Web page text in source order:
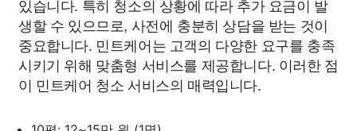
있습니다. 특히 청소의 상황에 따라 추가 요금이 발
생할 수 있으므로, 사전에 충분히 상담을 받는 것이
중요합니다. 민트케어는 고객의 다양한 요구를 충족
시키기 위해 맞춤형 서비스를 제공합니다. 이러한 점
이 민트케어 청소 서비스의 매력입니다.